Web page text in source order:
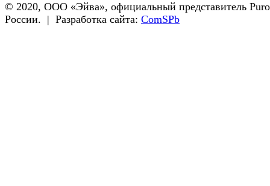
© 2020, ООО «Эйва», официальный представитель
России. | Разработка сайта: ComSPb